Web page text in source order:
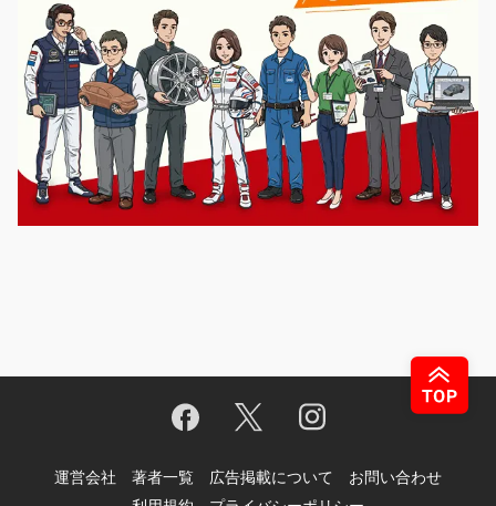
運営会社 著者一覧 広告掲載について
お問い合わせ